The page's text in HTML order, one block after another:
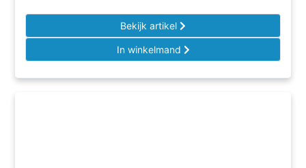
Bekijk artikel
In winkelmand